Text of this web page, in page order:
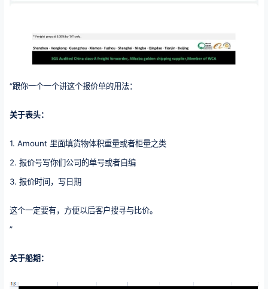
“跟你一个一个讲这个报价单的用法：
关于表头：
1. Amount 里面填货物体积重量或者柜量之类
2. 报价号写你们公司的单号或者自编
3. 报价时间，写日期
这个一定要有，方便以后客户搜寻与比价。
”
关于船期：